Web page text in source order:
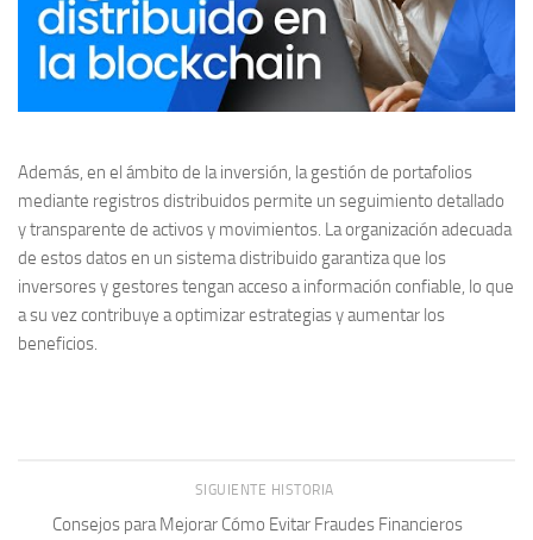
Además, en el ámbito de la inversión, la gestión de portafolios
mediante registros distribuidos permite un seguimiento detallado
y transparente de activos y movimientos. La organización adecuada
de estos datos en un sistema distribuido garantiza que los
inversores y gestores tengan acceso a información confiable, lo que
a su vez contribuye a optimizar estrategias y aumentar los
beneficios.
SIGUIENTE HISTORIA
Consejos para Mejorar Cómo Evitar Fraudes Financieros